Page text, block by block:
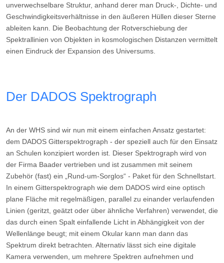
unverwechselbare Struktur, anhand derer man Druck-, Dichte- und
Geschwindigkeitsverhältnisse in den äußeren Hüllen dieser Sterne
ableiten kann. Die Beobachtung der Rotverschiebung der
Spektrallinien von Objekten in kosmologischen Distanzen vermittelt
einen Eindruck der Expansion des Universums.
Der DADOS Spektrograph
An der WHS sind wir nun mit einem einfachen Ansatz gestartet:
dem DADOS Gitterspektrograph - der speziell auch für den Einsatz
an Schulen konzipiert worden ist. Dieser Spektrograph wird von
der Firma Baader vertrieben und ist zusammen mit seinem
Zubehör (fast) ein „Rund-um-Sorglos“ - Paket für den Schnellstart.
In einem Gitterspektrograph wie dem DADOS wird eine optisch
plane Fläche mit regelmäßigen, parallel zu einander verlaufenden
Linien (geritzt, geätzt oder über ähnliche Verfahren) verwendet, die
das durch einen Spalt einfallende Licht in Abhängigkeit von der
Wellenlänge beugt; mit einem Okular kann man dann das
Spektrum direkt betrachten. Alternativ lässt sich eine digitale
Kamera verwenden, um mehrere Spektren aufnehmen und